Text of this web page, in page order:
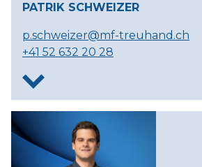
PATRIK SCHWEIZER
p.schweizer@mf-treuhand.ch
+41 52 632 20 28